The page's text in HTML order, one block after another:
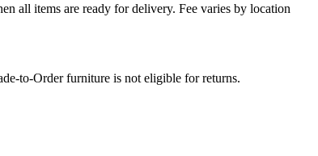
all items are ready for delivery. Fee varies by location
to-Order furniture is not eligible for returns.